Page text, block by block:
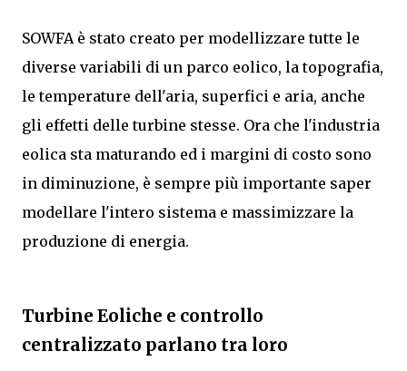
SOWFA è stato creato per modellizzare tutte le
diverse variabili di un parco eolico, la topografia,
le temperature dell'aria, superfici e aria, anche
gli effetti delle turbine stesse. Ora che l'industria
eolica sta maturando ed i margini di costo sono
in diminuzione, è sempre più importante saper
modellare l'intero sistema e massimizzare la
produzione di energia.
Turbine Eoliche e controllo
centralizzato parlano tra loro